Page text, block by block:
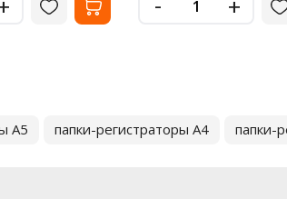
А5 папки-регистраторы А4 папки-